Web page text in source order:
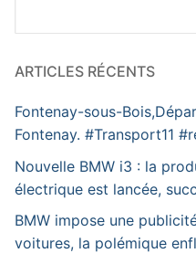
ARTICLES RÉCENTS
Fontenay-sous-
Fontenay. #Transport11
Nouvelle BMW i3 : la
électrique est lancée,
BMW impose une
voitures, la polémique